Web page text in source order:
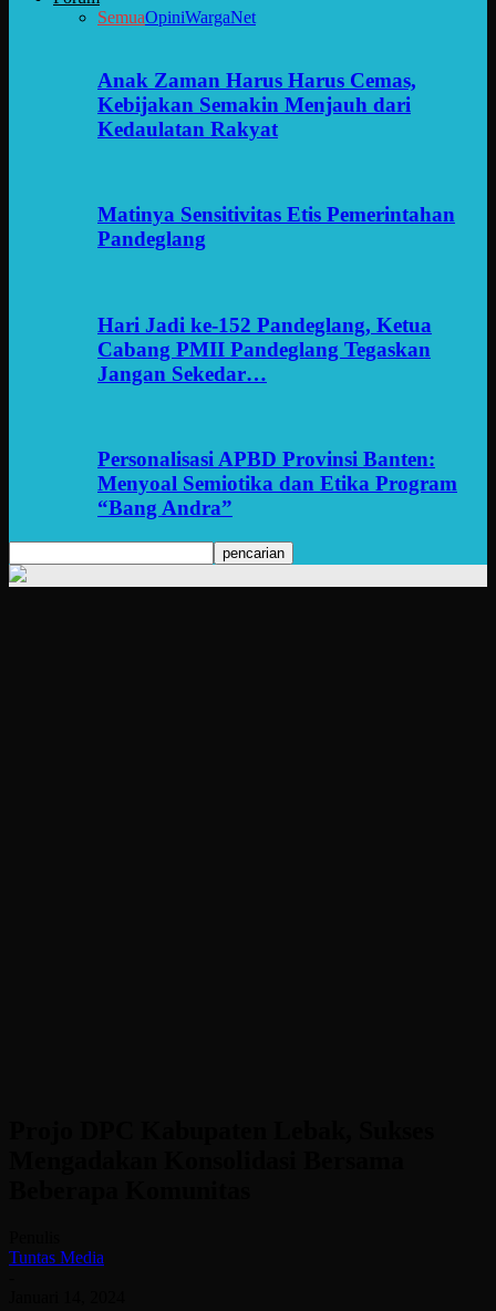
SemuaOpiniWargaNet
Anak Zaman Harus Harus Cemas,
Kebijakan Semakin Menjauh dari
Kedaulatan Rakyat
Matinya Sensitivitas Etis Pemerintahan
Pandeglang
Hari Jadi ke-152 Pandeglang, Ketua
Cabang PMII Pandeglang Tegaskan
Jangan Sekedar…
Personalisasi APBD Provinsi Banten:
Menyoal Semiotika dan Etika Program
“Bang Andra”
Tuntas Media